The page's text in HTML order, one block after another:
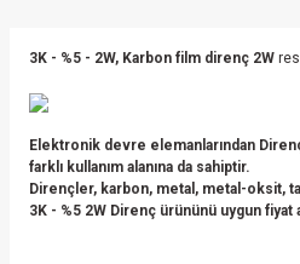
3K - %5 - 2W, Karbon film direnç 2W
Elektronik devre elemanlarından
farklı kullanım alanına da sahiptir.
Dirençler, karbon, metal, metal-oksit,
3K - %5 2W Direnç ürününü uygun fiyat